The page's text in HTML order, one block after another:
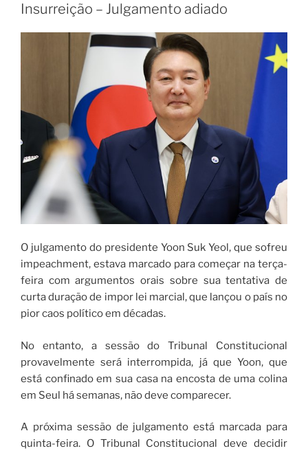
Insurreição – Julgamento adiado
O julgamento do presidente Yoon Suk Yeol, que sofreu
impeachment, estava marcado para começar na terça-
feira com argumentos orais sobre sua tentativa de
curta duração de impor lei marcial, que lançou o país no
pior caos político em décadas.
No entanto, a sessão do Tribunal Constitucional
provavelmente será interrompida, já que Yoon, que
está confinado em sua casa na encosta de uma colina
em Seul há semanas, não deve comparecer.
A próxima sessão de julgamento está marcada para
quinta-feira. O Tribunal Constitucional deve decidir